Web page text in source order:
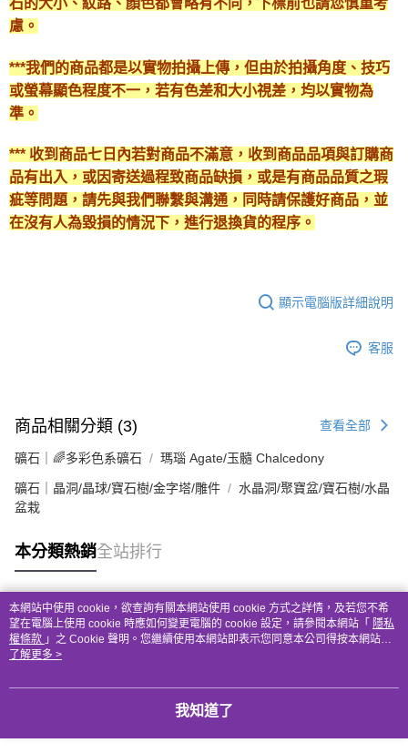
石的大小、紋路、顏色都會略有不同，下標前也請您慎重考
慮。
***我們的商品都是以實物拍攝上傳，但由於拍攝角度、技巧
或螢幕顯色程度不一，若有色差和大小視差，均以實物為
準。
*** 收到商品七日內若對商品不滿意，收到商品品項與訂購商
品有出入，或因寄送過程致商品缺損，或是有商品品質之瑕
疵等問題，請先與我們聯繫與溝通，同時請保護好商品，並
在沒有人為毀損的情況下，進行退換貨的程序。
顯示電腦版詳細說明
客服
商品相關分類 (3) 查看全部
礦石｜🌈多彩色系礦石 瑪瑙 Agate/玉髓 Chalcedony
礦石｜晶洞/晶球/寶石樹/金字塔/雕件
水晶洞/聚寶盆/寶石樹/水晶
盆栽
本分類熱銷全站排行
熱門標籤
本網站中使用 cookie，欲查詢有關本網站使用 cookie 方式之詳情，及若您不希
望在電腦上使用 cookie 時應如何變更電腦的 cookie 設定，請參閱本網站「 隱私
權條款 」之 Cookie 聲明。您繼續使用本網站即表示您同意本公司得按本網站使
用條款之 Cookie 聲明使用 cookie。
了解更多 >
我知道了